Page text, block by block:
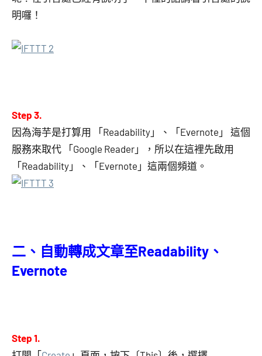
明囉！
Step 3.
因為海芋是打算用 「Readability」、「Evernote」 這個
服務來取代 「Google Reader」，所以在這裡先啟用
「Readability」、「Evernote」這兩個頻道。
二、自動轉成文章至Readability、
Evernote
Step 1.